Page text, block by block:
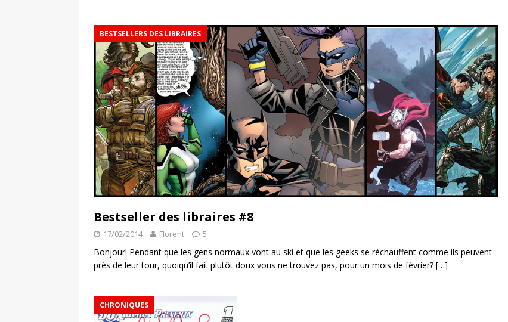
BESTSELLERS DES LIBRAIRES
Bestseller des libraires #8
17/02/2014 Florent 5
Bonjour! Pendant que les gens normaux vont au ski et que les geeks se réchauffent comme ils peuvent
près de leur tour, quoiqu’il fait plutôt doux vous ne trouvez pas, pour un mois de février? […]
CHRONIQUES